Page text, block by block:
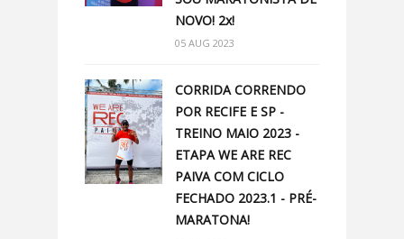
NOVO! 2x!
05 AUG 2023
CORRIDA CORRENDO
POR RECIFE E SP -
TREINO MAIO 2023 -
ETAPA WE ARE REC
PAIVA COM CICLO
FECHADO 2023.1 - PRÉ-
MARATONA!